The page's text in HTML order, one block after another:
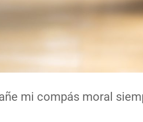
mi compás moral